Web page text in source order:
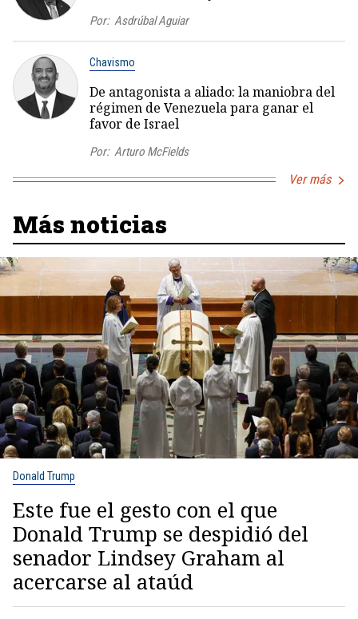
Por: Asdrúbal Aguiar
Chavismo
De antagonista a aliado: la maniobra del
régimen de Venezuela para ganar el
favor de Israel
Por: Arturo McFields
Ver más
Más noticias
Donald Trump
Este fue el gesto con el que
Donald Trump se despidió del
senador Lindsey Graham al
acercarse al ataúd